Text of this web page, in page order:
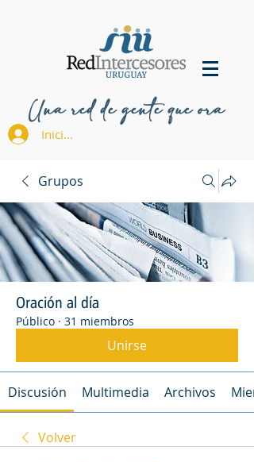
Una red de gente que ora
Iniciar sesión
Grupos
Oración al día
Público · 31 miembros
Unirse
Discusión Multimedia Archivos
Volver